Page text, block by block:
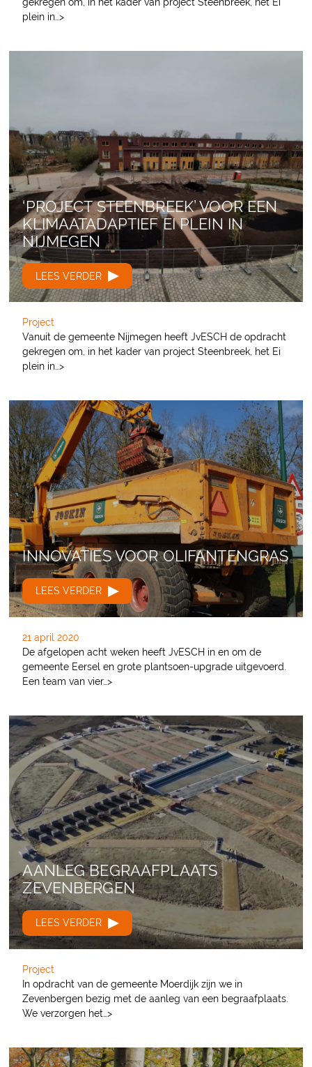
plein in…>
‘PROJECT STEENBREEK’ VOOR EEN
KLIMAATADAPTIEF EI PLEIN IN
NIJMEGEN
LEES VERDER
Project
Vanuit de gemeente Nijmegen heeft JvESCH de opdracht
gekregen om, in het kader van project Steenbreek, het Ei
plein in…>
INNOVATIES VOOR OLIFANTENGRAS
LEES VERDER
21 april 2020
De afgelopen acht weken heeft JvESCH in en om de
gemeente Eersel en grote plantsoen-upgrade uitgevoerd.
Een team van vier…>
AANLEG BEGRAAFPLAATS
ZEVENBERGEN
LEES VERDER
Project
In opdracht van de gemeente Moerdijk zijn we in
Zevenbergen bezig met de aanleg van een begraafplaats.
We verzorgen het…>